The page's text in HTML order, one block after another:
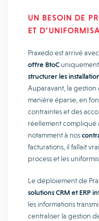
UN BESOIN DE
ET
Praxedo est arrivé
offre BtoC
structurer les
Auparavant, la gestion
manière éparse, en
contraintes et des
réellement
notamment à nos
facturations, il fallait
process et les
Le déploiement de
solutions CRM et ERP
les informations
centraliser la gestion